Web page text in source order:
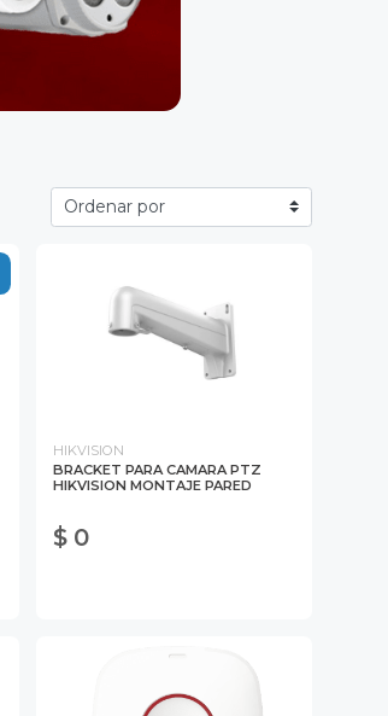
HIKVISION
BRACKET PARA CAMARA PTZ
HIKVISION MONTAJE PARED
$ 0